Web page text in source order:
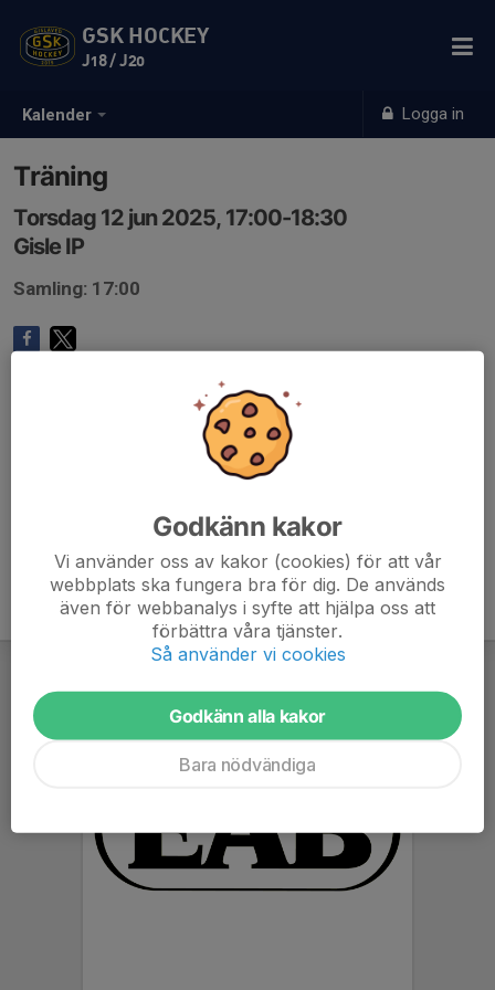
Kalender Logga in
GSK HOCKEY
J18 / J20
Träning
Torsdag 12 jun 2025, 17:00-18:30
Gisle IP
Samling: 17:00
Godkänn kakor
Vi använder oss av kakor (cookies) för att vår
webbplats ska fungera bra för dig. De används
även för webbanalys i syfte att hjälpa oss att
förbättra våra tjänster.
Så använder vi cookies
Godkänn alla kakor
Bara nödvändiga